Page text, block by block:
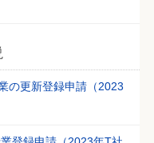
の更新登録申請（2023